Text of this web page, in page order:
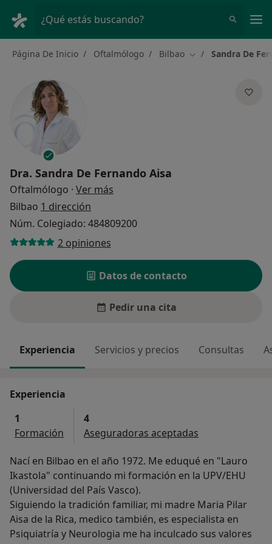
¿Qué estás buscando?
Página De Inicio Oftalmólogo Bilbao Cambiar de ciudad
Sandra De
Dra. Sandra De Fernando Aisa
Oftalmólogo · Ver más
Bilbao 1 dirección
Núm. Colegiado: 484809200
2 opiniones
Datos de contacto
Pedir una cita
Experiencia Servicios y precios Consultas
Experiencia
1
Formación
4
Aseguradoras aceptadas
Nací en Bilbao en el año 1972. Me eduqué en "Lauro
Ikastola" continuando mi formación en la UPV/EHU
(Universidad del País Vasco).
Siguiendo la tradición familiar, mi madre Maria Pilar
Aisa de la Rica, medico también, es especialista en
Psiquiatría y Neurologia me ha inculcado sus valores